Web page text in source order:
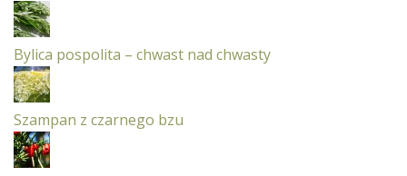
Bylica pospolita – chwast nad chwasty
Szampan z czarnego bzu